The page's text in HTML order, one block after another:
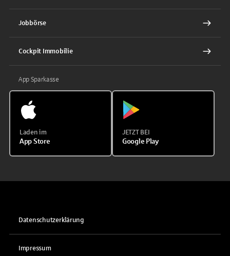
Jobbörse
Cockpit Immobilie
App Sparkasse
Laden im
App Store
JETZT BEI
Google Play
Datenschutzerklärung
Impressum